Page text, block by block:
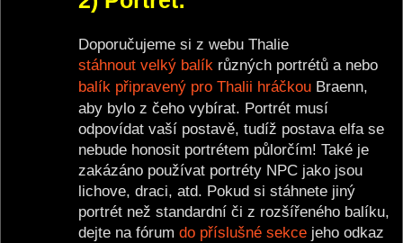
Doporučujeme si z webu Thalie
stáhnout velký balík různých portrétů a nebo
balík připravený pro Thalii hráčkou Braenn,
aby bylo z čeho vybírat. Portrét musí
odpovídat vaší postavě, tudíž postava elfa se
nebude honosit portrétem půlorčím! Také je
zakázáno používat portréty NPC jako jsou
lichove, draci, atd. Pokud si stáhnete jiný
portrét než standardní či z rozšířeného balíku,
dejte na fórumdo příslušné sekce jeho odkaz